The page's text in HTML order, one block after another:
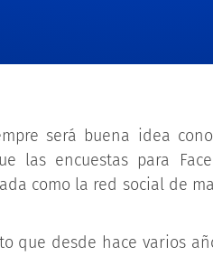
será buena idea
las encuestas para
como la red social de
que desde hace varios